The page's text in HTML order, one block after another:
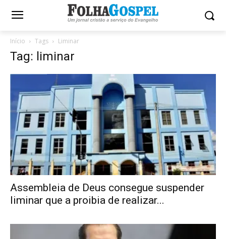
Início Tags Liminar
Tag: liminar
Assembleia de Deus consegue suspender
liminar que a proibia de realizar...